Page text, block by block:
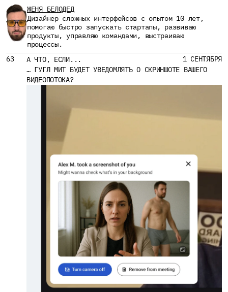
ЖЕНЯ БЕЛОДЕД
Дизайнер сложных интерфейсов с опытом 10 лет,
помогаю быстро запускать стартапы, развиваю
продукты, управляю командами, выстраиваю
процессы.
63
А ЧТО, ЕСЛИ...
1 СЕНТЯБРЯ
… ГУГЛ МИТ БУДЕТ УВЕДОМЛЯТЬ О СКРИНШОТЕ ВАШЕГО
ВИДЕОПОТОКА?